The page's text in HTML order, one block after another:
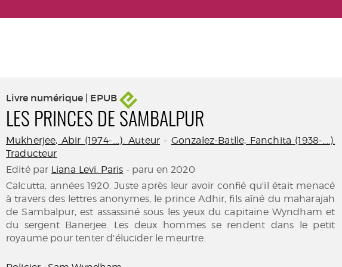
Livre numérique | EPUB
LES PRINCES DE SAMBALPUR
Mukherjee, Abir (1974-....). Auteur - Gonzalez-Batlle, Fanchita (1938-....).
Traducteur
Edité par Liana Levi. Paris - paru en 2020
Calcutta, années 1920. Juste après leur avoir confié qu'il était menacé
à travers des lettres anonymes, le prince Adhir, fils aîné du maharajah
de Sambalpur, est assassiné sous les yeux du capitaine Wyndham et
du sergent Banerjee. Les deux hommes se rendent dans le petit
royaume pour tenter d'élucider le meurtre.